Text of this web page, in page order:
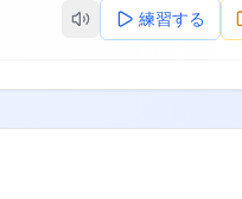
練習する